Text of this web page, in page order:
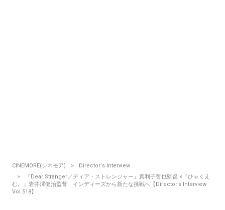
CINEMORE(シネモア)
Director‘s Interview
『Dear Stranger／ディア・ストレンジャー』真利子哲也監督 ×『ひゃくえ
む。』岩井澤健治監督 インディーズから新たな挑戦へ【Director’s Interview
Vol.518】